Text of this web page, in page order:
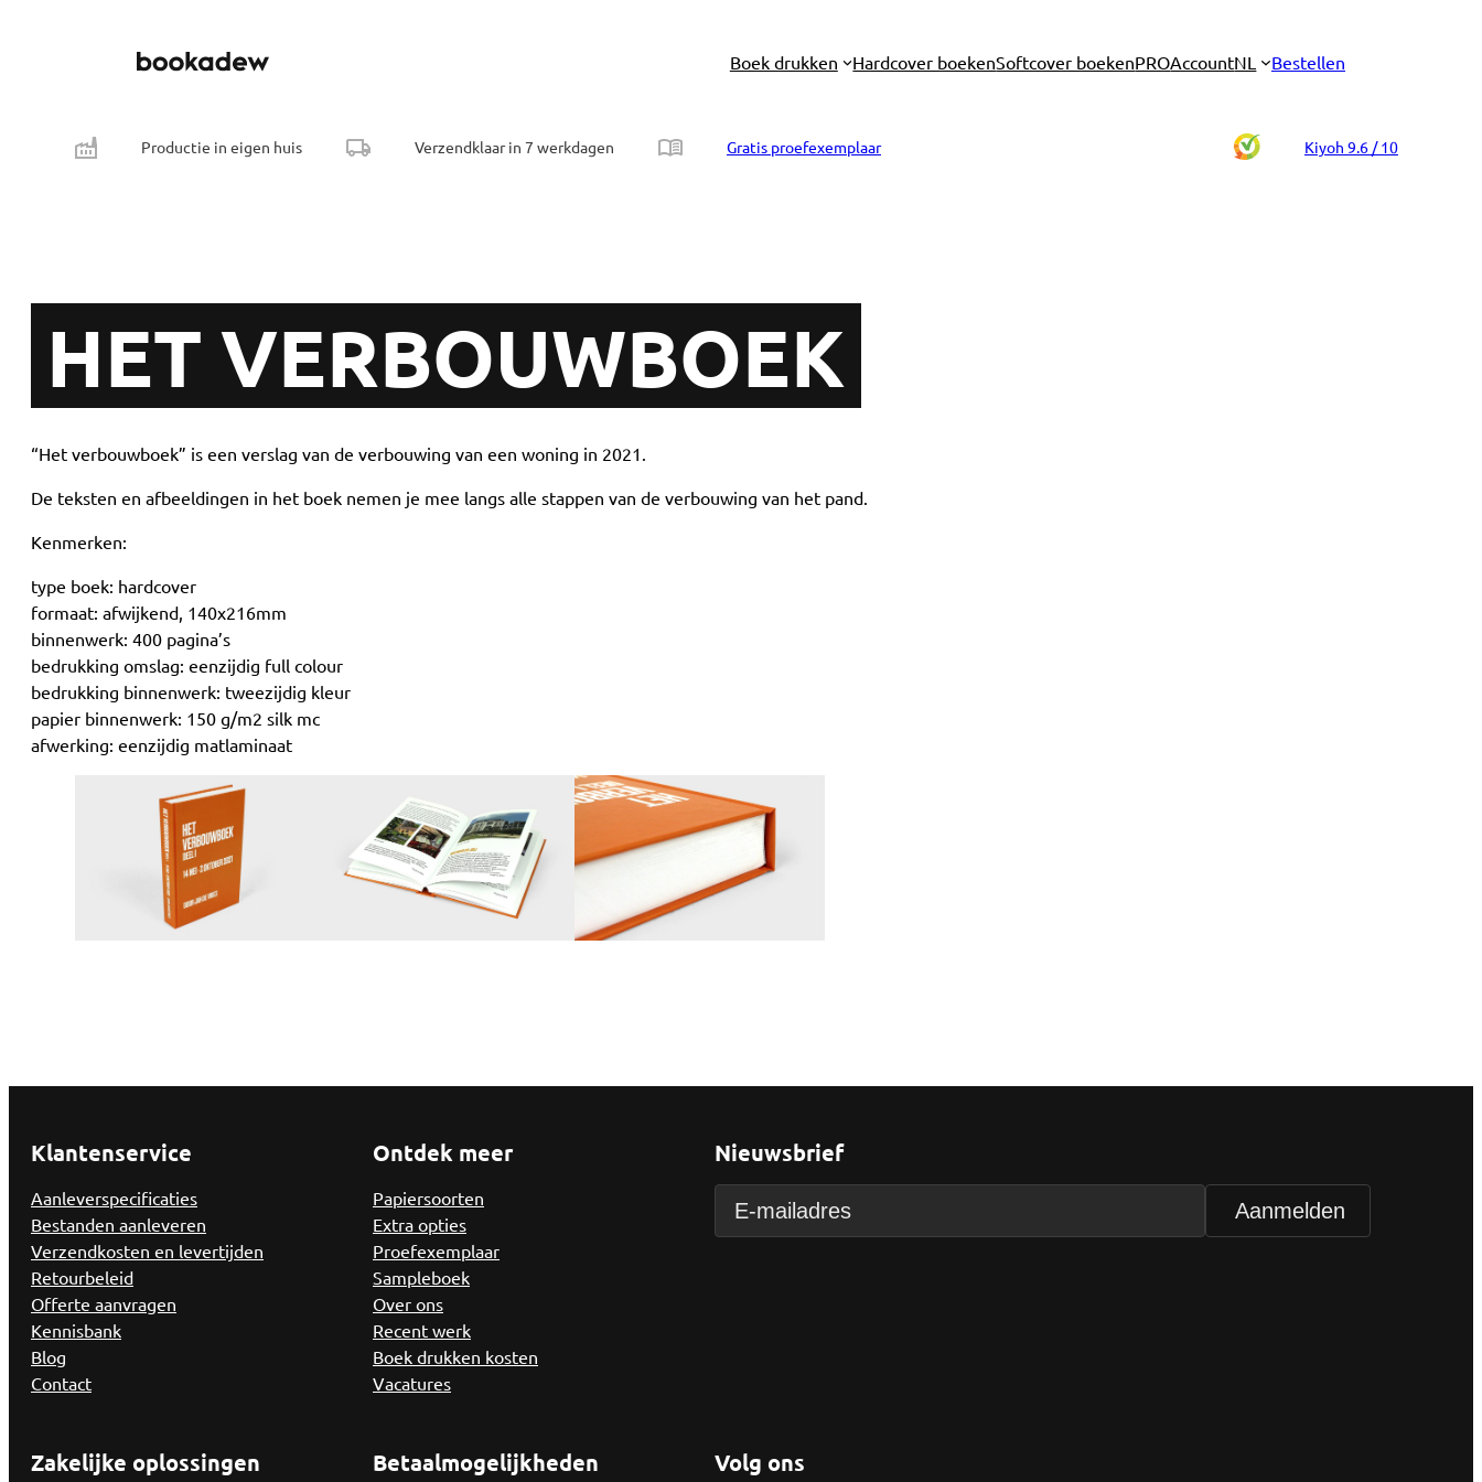
Boek drukken Hardcover boekenSoftcover boekenPROAccountNL Bestellen
Productie in eigen huis Verzendklaar in 7 werkdagen Gratis proefexemplaar Kiyoh 9.6 / 10
HET VERBOUWBOEK
“Het verbouwboek” is een verslag van de verbouwing van een woning in 2021.
De teksten en afbeeldingen in het boek nemen je mee langs alle stappen van de verbouwing van het pand.
Kenmerken:
type boek: hardcover
formaat: afwijkend, 140x216mm
binnenwerk: 400 pagina’s
bedrukking omslag: eenzijdig full colour
bedrukking binnenwerk: tweezijdig kleur
papier binnenwerk: 150 g/m2 silk mc
afwerking: eenzijdig matlaminaat
Klantenservice
Aanleverspecificaties
Bestanden aanleveren
Verzendkosten en levertijden
Retourbeleid
Offerte aanvragen
Kennisbank
Blog
Contact
Ontdek meer
Papiersoorten
Extra opties
Proefexemplaar
Sampleboek
Over ons
Recent werk
Boek drukken kosten
Vacatures
Nieuwsbrief
Zakelijke oplossingen Betaalmogelijkheden Volg ons